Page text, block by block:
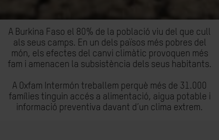
A Burkina Faso el 80% de la població viu del que cull
als seus camps. En un dels països més pobres del
món, els efectes del canvi climàtic provoquen més
fam i amenacen la subsistència dels seus habitants.
A Oxfam Intermón treballem perquè més de 31.000
famílies tinguin accés a alimentació, aigua potable i
informació preventiva davant d’un clima extrem.